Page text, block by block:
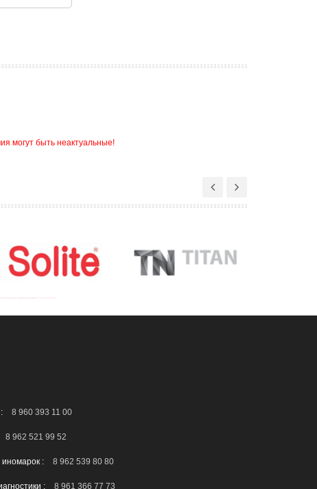
могут быть неактуальные!
8 960 393 11 00
8 962 521 99 52
иномарок : 8 962 539 80 80
: 8 961 366 77 73